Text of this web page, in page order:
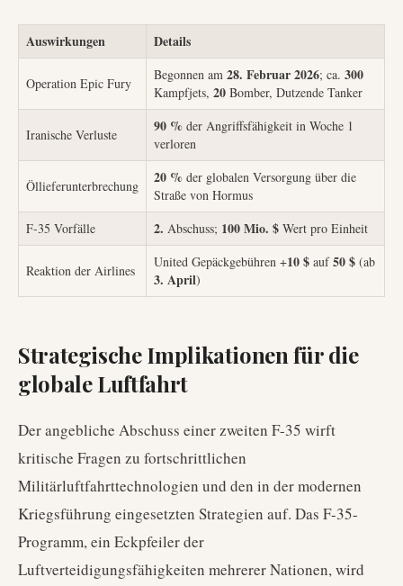
Auswirkungen Details
Operation Epic Fury
Begonnen am 28. Februar 2026; ca. 300
Kampfjets, 20 Bomber, Dutzende Tanker
Iranische Verluste 90 % der Angriffsfähigkeit in Woche 1
verloren
Öllieferunterbrechung 20 % der globalen Versorgung über die
Straße von Hormus
F-35 Vorfälle
2. Abschuss; 100 Mio. $ Wert pro Einheit
Reaktion der Airlines
United Gepäckgebühren +10 $ auf50 $ (ab
3. April)
Strategische Implikationen für die
globale Luftfahrt
Der angebliche Abschuss einer zweiten F-35 wirft
kritische Fragen zu fortschrittlichen
Militärluftfahrttechnologien und den in der modernen
Kriegsführung eingesetzten Strategien auf. Das F-35-
Programm, ein Eckpfeiler der
Luftverteidigungsfähigkeiten mehrerer Nationen, wird